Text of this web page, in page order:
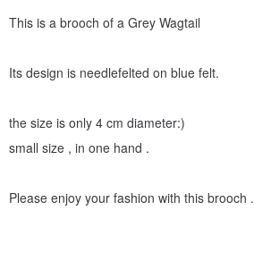
This is a brooch of a Grey Wagtail
Its design is needlefelted on blue felt.
the size is only 4 cm diameter:)
small size , in one hand .
Please enjoy your fashion with this brooch .